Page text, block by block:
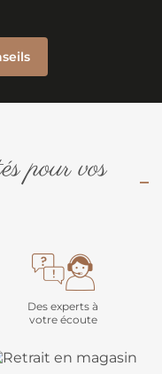
pour vos
Des experts à
votre écoute